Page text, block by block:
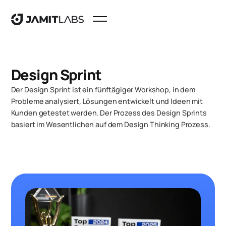
Design Sprint
Der Design Sprint ist ein fünftägiger Workshop, in dem
Probleme analysiert, Lösungen entwickelt und Ideen mit
Kunden getestet werden. Der Prozess des Design Sprints
basiert im Wesentlichen auf dem Design Thinking Prozess.